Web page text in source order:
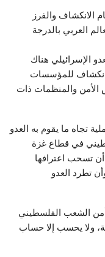
الانكشاف والفرز
العربي بالدرجة
الإسرائيلي هناك
للمؤسسات
الأمن والمنظمات ذات
تجاه ما يقوم به العدو
في قطاع غزة
أن تسحب اعترافها
تطرد العدو
الشعب الفلسطيني
ولا يحسب إلا حساب